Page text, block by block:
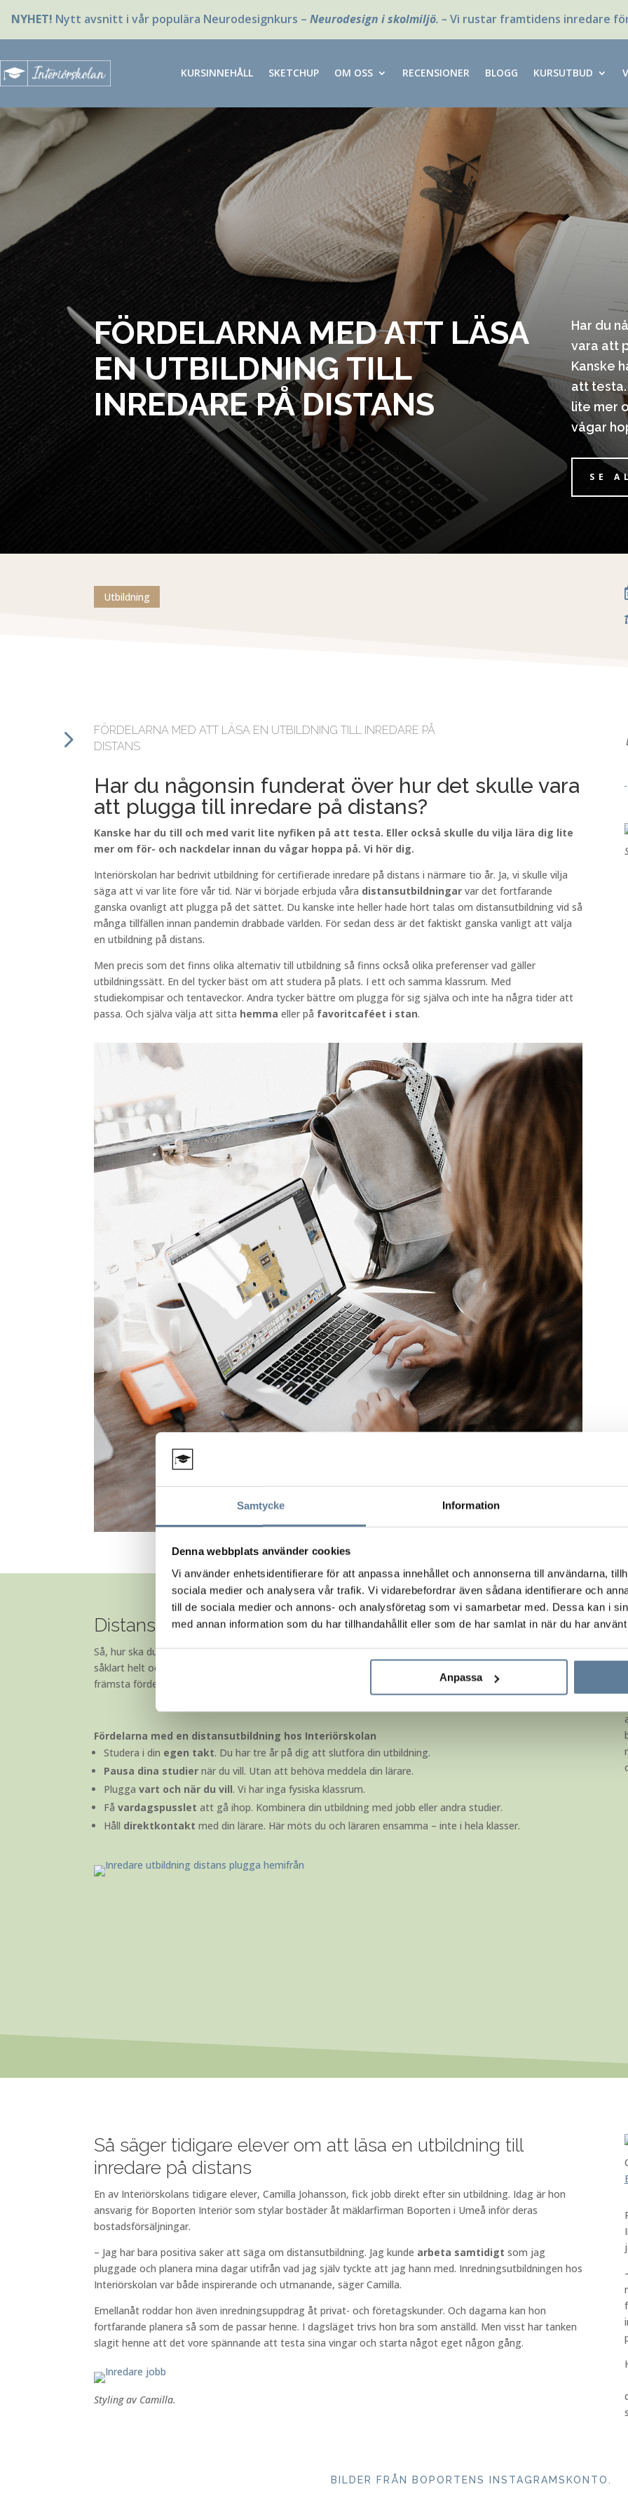
Samtycke Information
Denna webbplats använder cookies
Vi använder enhetsidentifierare för att anpassa innehållet och annonserna till användarna,
sociala medier och analysera vår trafik. Vi vidarebefordrar även sådana identifierare och
till de sociala medier och annons- och analysföretag som vi samarbetar med. Dessa kan i
med annan information som du har tillhandahållit eller som de har samlat in när du har
Anpassa
NYHET! Nytt avsnitt i vår populära Neurodesignkurs – Neurodesign i skolmiljö. – Vi rustar framtidens inredare
KURSINNEHÅLL SKETCHUP OM OSS RECENSIONER BLOGG KURSUTBUD
FÖRDELARNA MED ATT LÄSA
EN UTBILDNING TILL
INREDARE PÅ DISTANS
Har du
vara att
Kanske
att testa.
lite mer
vågar
SE
Utbildning
5
FÖRDELARNA MED ATT LÄSA EN UTBILDNING TILL INREDARE PÅ
DISTANS
Har du någonsin funderat över hur det skulle vara
att plugga till inredare på distans?
Kanske har du till och med varit lite nyfiken på att testa. Eller också skulle du vilja lära dig lite
mer om för- och nackdelar innan du vågar hoppa på. Vi hör dig.
Interiörskolan har bedrivitutbildning för certifieradeinredare pådistans i närmare tio år. Ja, vi skulle vilja
säga att vi var lite före vår tid. När vi började erbjuda våra distansutbildningar var det fortfarande
ganska ovanligt att plugga på det sättet. Du kanske inte heller hade hört talas om distansutbildning vid så
många tillfällen innan pandemin drabbade världen. För sedan dess är det faktiskt ganska vanligt att välja
en utbildning på distans.
Men precis som det finns olika alternativ till utbildning så finns också olika preferenser vad gäller
utbildningssätt. En del tycker bäst om att studera på plats. I ett och samma klassrum. Med
studiekompisar och tentaveckor. Andra tycker bättre om plugga för sig själva och inte ha några tider att
passa. Och själva välja att sitta hemma eller på favoritcaféet i stan.
Distansutbildning eller utbildning på plats?
Så, hur ska du egentligen tänka när du väljer dinutbildningtillinredare?Distanseller på plats? Det är
såklart helt och hållet upp till dig. För att göra det lite lättare för dig att välja har vi plockat fram de
främsta fördelarna med att välja en distansutbildning.
Fördelarna med en distansutbildning hos Interiörskolan
Studera i din egen takt. Du har tre år på dig att slutföra din utbildning.
Pausa dina studier när du vill. Utan att behöva meddela din lärare.
Pluggavart och när du vill. Vi har inga fysiska klassrum.
Fåvardagspusslet att gå ihop. Kombinera din utbildning med jobb eller andra studier.
Håll direktkontakt med din lärare. Här möts du och läraren ensamma – inte i hela klasser.
Så säger tidigare elever om att läsa en utbildning till
inredare på distans
En av Interiörskolans tidigare elever, Camilla Johansson, fick jobb direkt efter sin utbildning. Idag är hon
ansvarig för Boporten Interiör som stylar bostäder åt mäklarfirman Boporten i Umeå inför deras
bostadsförsäljningar.
– Jag har bara positiva saker att säga om distansutbildning. Jag kunde arbeta samtidigt som jag
pluggade och planera mina dagar utifrån vad jag själv tyckte att jag hann med. Inredningsutbildningen hos
Interiörskolan var både inspirerande och utmanande, säger Camilla.
Emellanåt roddar hon även inredningsuppdrag åt privat- och företagskunder. Och dagarna kan hon
fortfarande planera så som de passar henne. I dagsläget trivs hon bra som anställd. Men visst har tanken
slagit henne att det vore spännande att testa sina vingar och starta något eget någon gång.
Styling av Camilla.
BILDER FRÅN BOPORTENS INSTAGRAMSKONTO.